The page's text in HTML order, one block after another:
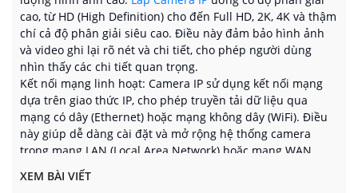
cao, từ HD (High Definition) cho đến Full HD, 2K, 4K và thậm
chí cả độ phân giải siêu cao. Điều này đảm bảo hình ảnh
và video ghi lại rõ nét và chi tiết, cho phép người dùng
nhìn thấy các chi tiết quan trọng.
Kết nối mạng linh hoạt: Camera IP sử dụng kết nối mạng
dựa trên giao thức IP, cho phép truyền tải dữ liệu qua
mạng có dây (Ethernet) hoặc mạng không dây (WiFi). Điều
này giúp dễ dàng cài đặt và mở rộng hệ thống camera
trong mạng LAN (Local Area Network) hoặc mạng WAN
(Wide Area Network).
Quản lý từ xa: Với camera IP, người dùng có thể truy cập và
XEM BÀI VIẾT